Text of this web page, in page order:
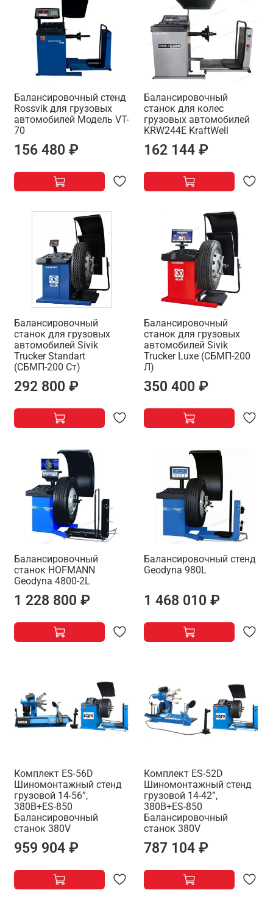
Балансировочный стенд
Rossvik для грузовых
автомобилей Модель VT-
70
156 480 ₽
Балансировочный
станок для колес
грузовых автомобилей
KRW244E KraftWell
162 144 ₽
Балансировочный
станок для грузовых
автомобилей Sivik
Trucker Standart
(СБМП-200 Ст)
292 800 ₽
Балансировочный
станок для грузовых
автомобилей Sivik
Trucker Luxe (СБМП-200
Л)
350 400 ₽
Балансировочный
станок HOFMANN
Geodyna 4800-2L
1 228 800 ₽
Балансировочный стенд
Geodyna 980L
1 468 010 ₽
Комплект ES-56D
Шиномонтажный стенд
грузовой 14-56”,
380В+ES-850
Балансировочный
станок 380V
959 904 ₽
Комплект ES-52D
Шиномонтажный стенд
грузовой 14-42”,
380В+ES-850
Балансировочный
станок 380V
787 104 ₽